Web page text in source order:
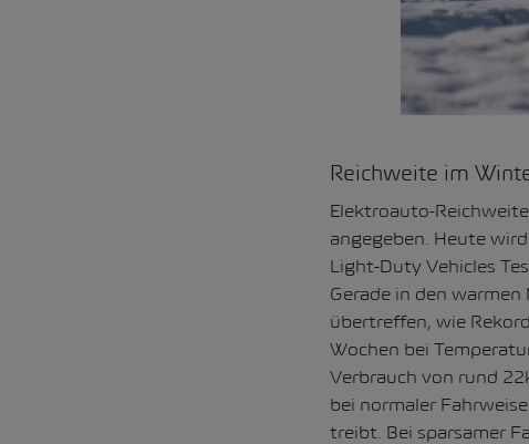
Reichweite im
Elektroauto-
angegeben. Heute
Light-Duty Vehicles
Gerade in den
übertreffen, wie
Wochen bei
Verbrauch von rund
bei normaler
treibt. Bei sparsamer